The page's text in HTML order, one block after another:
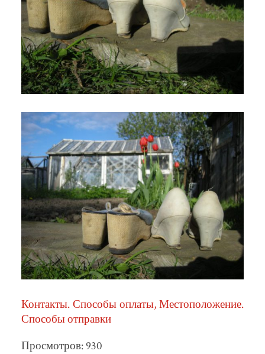
Контакты. Способы оплаты, Местоположение.
Способы отправки
Просмотров: 930